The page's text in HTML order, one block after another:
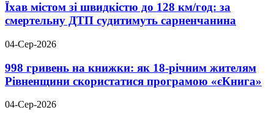
Їхав містом зі швидкістю до 128 км/год: за
смертельну ДТП судитимуть сарненчанина
04-Сер-2026
998 гривень на книжки: як 18-річним жителям
Рівненщини скористатися програмою «єКнига»
04-Сер-2026